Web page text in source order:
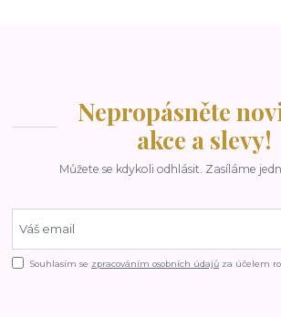
Nepropásněte
akce a slevy!
Můžete se kdykoli odhlásit. Zasíláme
Souhlasím se zpracováním osobních údajů za účelem